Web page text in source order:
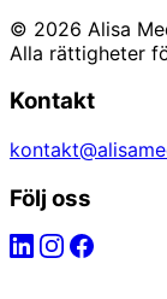
© 2026 Alisa
Alla rättigheter
Kontakt
Följ oss